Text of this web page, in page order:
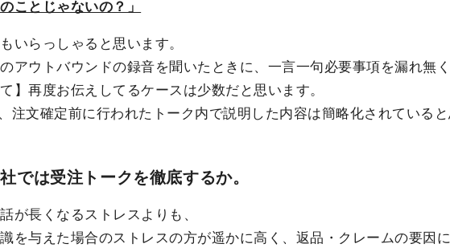
ことじゃないの？」
いらっしゃると思います。
アウトバウンドの録音を聞いたときに、一言一句必要事項を漏れ無く
て】再度お伝えしてるケースは少数だと思います。
注文確定前に行われたトーク内で説明した内容は簡略化されていると
では受注トークを徹底するか。
が長くなるストレスよりも、
を与えた場合のストレスの方が遥かに高く、返品・クレームの要因に